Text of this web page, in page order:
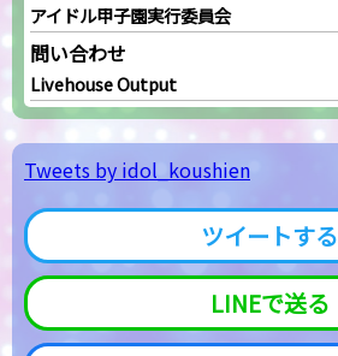
アイドル甲子園実行委員会
問い合わせ
Livehouse Output
Tweets by idol_koushien
ツイートする
LINEで送る